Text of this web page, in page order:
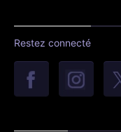
Restez connecté